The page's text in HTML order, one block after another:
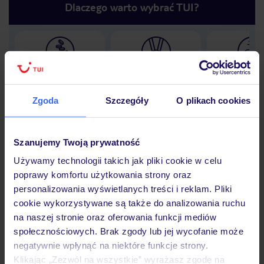
Zgoda Szczegóły O plikach cookies
Szanujemy Twoją prywatność
Używamy technologii takich jak pliki cookie w celu
poprawy komfortu użytkowania strony oraz
personalizowania wyświetlanych treści i reklam. Pliki
cookie wykorzystywane są także do analizowania ruchu
na naszej stronie oraz oferowania funkcji mediów
społecznościowych. Brak zgody lub jej wycofanie może
negatywnie wpłynąć na niektóre funkcje strony.
Klikając „Zezwól na wszystkie” wyrażasz zgodę na
Dlaczego warto wybrać TUI?
Lider niskich cen 30 lat w
Hotel
Opinie
Pokoje